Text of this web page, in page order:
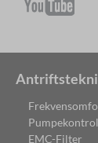
EMC-Filter